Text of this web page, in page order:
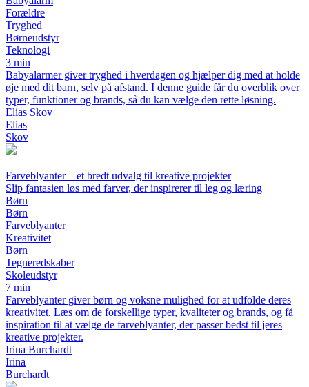
Forældre
Tryghed
Børneudstyr
Teknologi
3 min
Babyalarmer giver tryghed i hverdagen og hjælper dig med at holde
øje med dit barn, selv på afstand. I denne guide får du overblik over
typer, funktioner og brands, så du kan vælge den rette løsning.
Elias Skov
Elias
Skov
Farveblyanter – et bredt udvalg til kreative projekter
Slip fantasien løs med farver, der inspirerer til leg og læring
Børn
Børn
Farveblyanter
Kreativitet
Børn
Tegneredskaber
Skoleudstyr
7 min
Farveblyanter giver børn og voksne mulighed for at udfolde deres
kreativitet. Læs om de forskellige typer, kvaliteter og brands, og få
inspiration til at vælge de farveblyanter, der passer bedst til jeres
kreative projekter.
Irina Burchardt
Irina
Burchardt